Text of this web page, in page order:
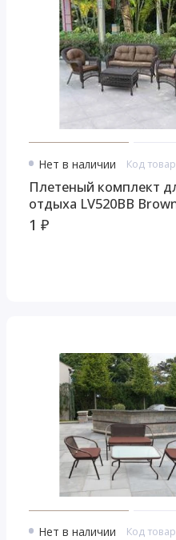
Нет в наличии Код
Плетеный комплект
отдыха LV520BB
1 ₽
Нет в наличии Код